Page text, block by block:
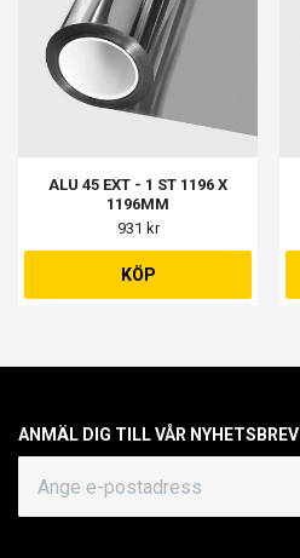
ALU 45 EXT - 1 ST 1196 X
1196MM
931 kr
KÖP
ANMÄL DIG TILL VÅR NYHETSBREV